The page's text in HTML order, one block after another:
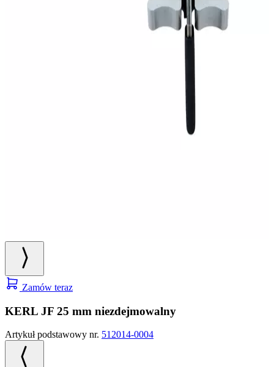
Zamów teraz
KERL JF 25 mm niezdejmowalny
Artykuł podstawowy nr. 512014-0004